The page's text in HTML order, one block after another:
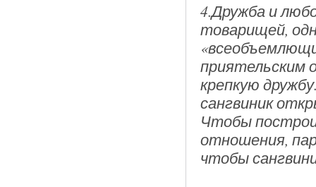
4.Дружба и
товарищей,
приятельским
крепкую
сангвиник
Чтобы
отношения,
чтобы